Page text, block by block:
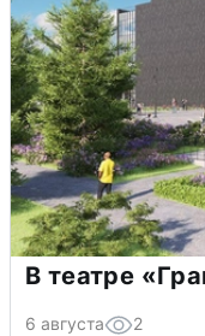
В театре
6 августа 2